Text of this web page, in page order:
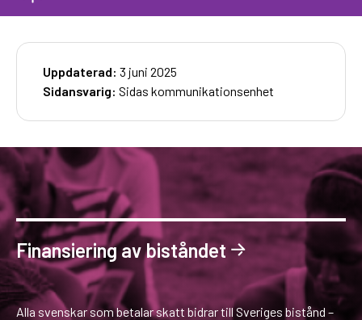
Uppdaterad: 3 juni 2025
Sidansvarig: Sidas kommunikationsenhet
Finansiering av biståndet
Alla svenskar som betalar skatt bidrar till Sveriges bistånd –